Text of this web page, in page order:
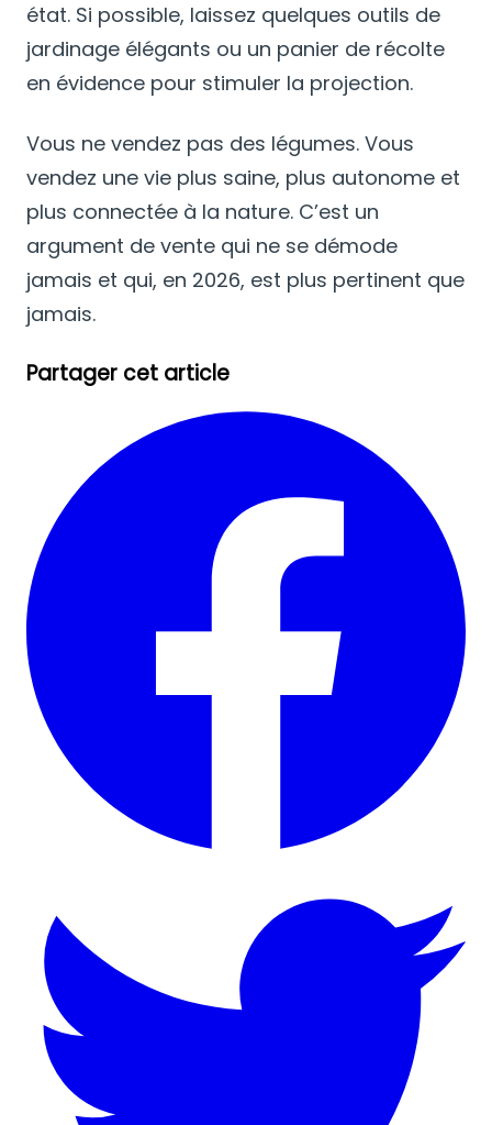
état. Si possible, laissez quelques outils de
jardinage élégants ou un panier de récolte
en évidence pour stimuler la projection.
Vous ne vendez pas des légumes. Vous
vendez une vie plus saine, plus autonome et
plus connectée à la nature. C’est un
argument de vente qui ne se démode
jamais et qui, en 2026, est plus pertinent que
jamais.
Partager cet article